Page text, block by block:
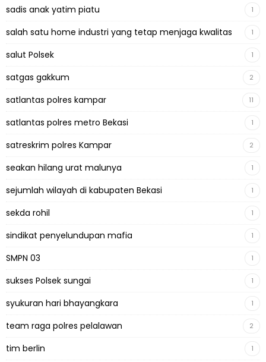
sadis anak yatim piatu 1
salah satu home industri yang tetap menjaga kwalitas 1
salut Polsek 1
satgas gakkum 2
satlantas polres kampar 11
satlantas polres metro Bekasi 1
satreskrim polres Kampar 2
seakan hilang urat malunya 1
sejumlah wilayah di kabupaten Bekasi 1
sekda rohil 1
sindikat penyelundupan mafia 1
SMPN 03 1
sukses Polsek sungai 1
syukuran hari bhayangkara 1
team raga polres pelalawan 2
tim berlin 1